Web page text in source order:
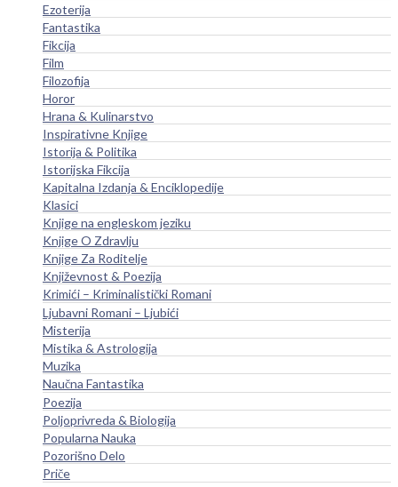
Ezoterija
Fantastika
Fikcija
Film
Filozofija
Horor
Hrana & Kulinarstvo
Inspirativne Knjige
Istorija & Politika
Istorijska Fikcija
Kapitalna Izdanja & Enciklopedije
Klasici
Knjige na engleskom jeziku
Knjige O Zdravlju
Knjige Za Roditelje
Književnost & Poezija
Krimići – Kriminalistički Romani
Ljubavni Romani – Ljubići
Misterija
Mistika & Astrologija
Muzika
Naučna Fantastika
Poezija
Poljoprivreda & Biologija
Popularna Nauka
Pozorišno Delo
Priče